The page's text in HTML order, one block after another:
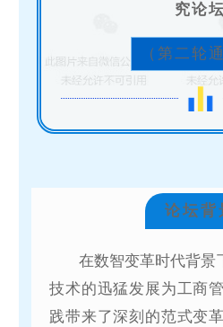
究论坛
（第二轮
论坛背
在数智变革时代背景
技术的迅猛发展为工商
践带来了深刻的范式变